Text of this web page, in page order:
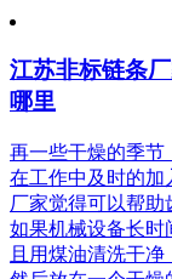
江苏非标链条
哪里
再一些干燥的季节
在工作中及时的加
厂家觉得可以帮助
如果机械设备长时
且用煤油清洗干